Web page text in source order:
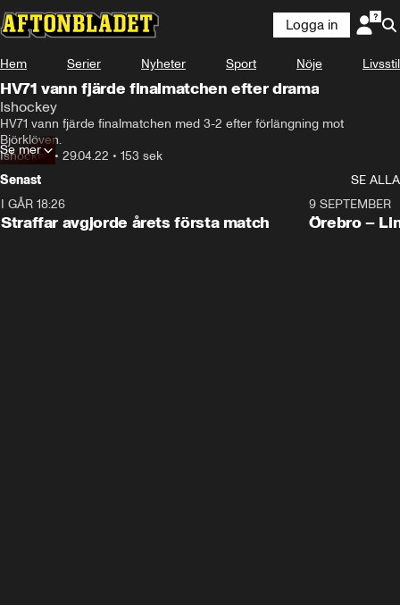
Logga in
Hem Serier Nyheter Sport Nöje Livsstil
HV71 vann fjärde finalmatchen efter drama
Ishockey
HV71 vann fjärde finalmatchen med 3-2 efter förlängning mot
Björklöven.
Ishockey• 29.04.22 • 153 sek
Se mer
Senast
SE ALLA
I GÅR 18:26
Straffar avgjorde årets första match
Plus
9 SEPTEMBER
Örebro –